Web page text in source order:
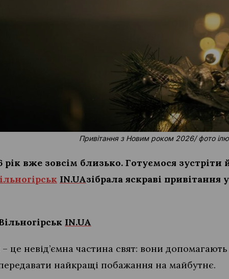
Привітання з Новим роком 2026/ фото
рік вже зовсім близько. Готуємося
IN.UAзібрала яскраві
IN.UA
це невід’ємна частина свят: вони
найкращі побажання на майбутнє.